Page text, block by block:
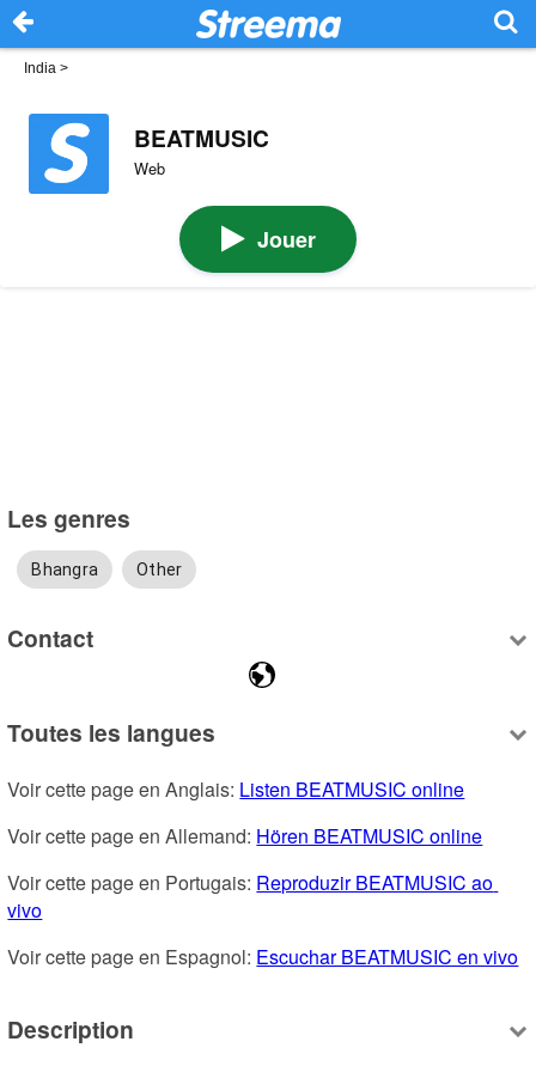
India >
BEATMUSIC
Web
Jouer
Les genres
Bhangra Other
Contact
Toutes les langues
Voir cette page en Anglais: Listen BEATMUSIC online
Voir cette page en Allemand: Hören BEATMUSIC online
Voir cette page en Portugais: Reproduzir BEATMUSIC ao
vivo
Voir cette page en Espagnol: Escuchar BEATMUSIC en vivo
Description